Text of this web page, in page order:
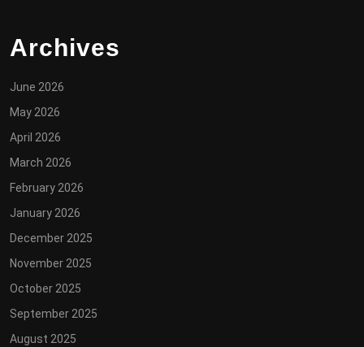
Archives
June 2026
May 2026
April 2026
March 2026
February 2026
January 2026
December 2025
November 2025
October 2025
September 2025
August 2025